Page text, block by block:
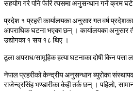
सहयोगगरेपनिफेरित्यसमाअनुसन्धानगर्नेक्रम
प्रदेश १ प्रहरीकार्यालयकाअनुसारगतवर्षप्रदेशका
आपराधिकघटनाभएकाछन् । कार्यालयकाअनुसार
उद्योगका १ सय १८ थिए ।
ठूलाअपराध/सामूहिकहत्याघटनाकादोषीकिनपत्ता
नेपालप्रहरीकोकेन्द्रीयअनुसन्धानब्युरोका
राजेन्द्रसिंहभण्डारीकाकेहीतर्कछन् । पहिलो,